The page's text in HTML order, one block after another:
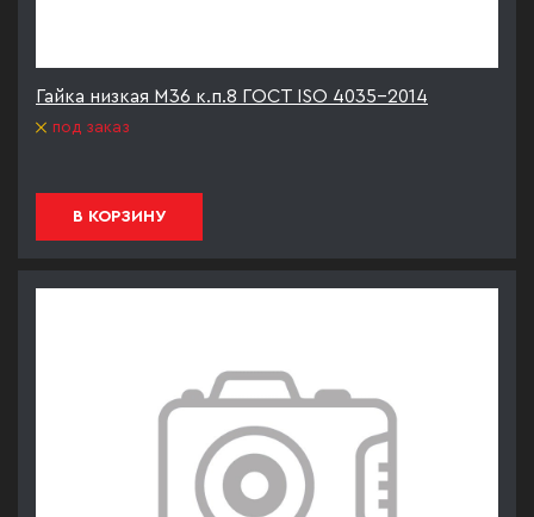
Гайка низкая М36 к.п.8 ГОСТ ISO 4035-2014
под заказ
В КОРЗИНУ